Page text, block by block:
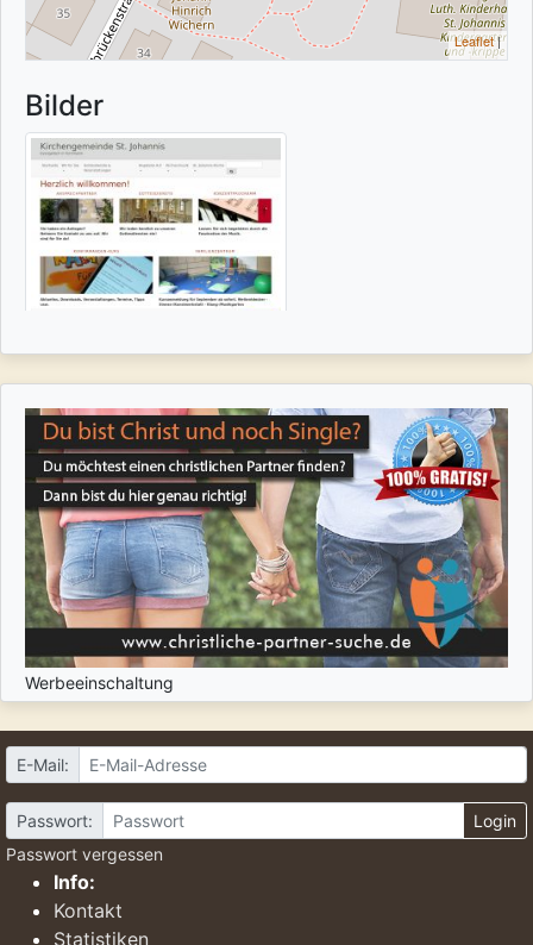
Leaflet|
Bilder
Werbeeinschaltung
E-Mail:
Passwort:
Login
Passwort vergessen
Info:
Kontakt
Statistiken